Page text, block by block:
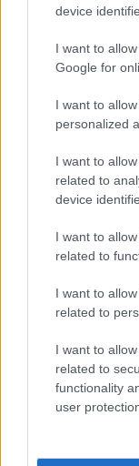
device
I want to
Google for
I want to
personalized
I want to
related to
device
I want to
related to
I want to
related to
I want to
related to
functionality
user
30·06·2020 19:41
Θεοδωρικάκου
14·04·2020 16:25
Τηλεδιάσκεψη
Σάκκαρη,